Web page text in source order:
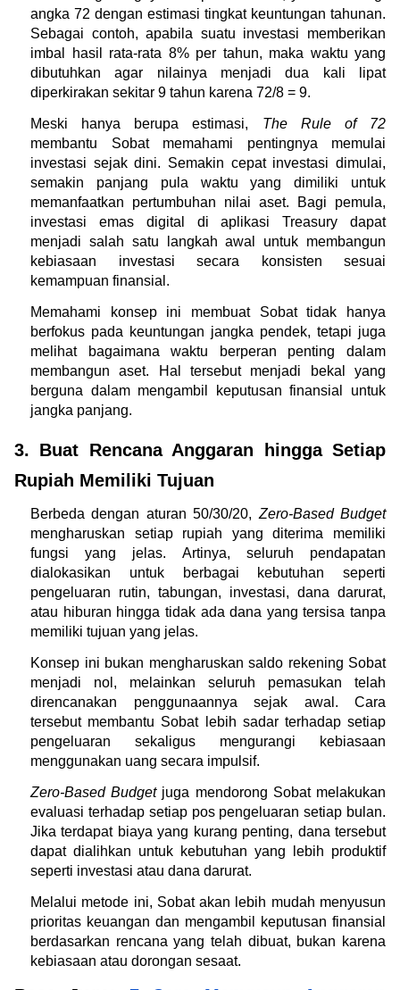
angka 72 dengan estimasi tingkat keuntungan tahunan.
Sebagai contoh, apabila suatu investasi memberikan
imbal hasil rata-rata 8% per tahun, maka waktu yang
dibutuhkan agar nilainya menjadi dua kali lipat
diperkirakan sekitar 9 tahun karena 72/8 = 9.
Meski hanya berupa estimasi, The Rule of 72
membantu Sobat memahami pentingnya memulai
investasi sejak dini. Semakin cepat investasi dimulai,
semakin panjang pula waktu yang dimiliki untuk
memanfaatkan pertumbuhan nilai aset. Bagi pemula,
investasi emas digital di aplikasi Treasury dapat
menjadi salah satu langkah awal untuk membangun
kebiasaan investasi secara konsisten sesuai
kemampuan finansial.
Memahami konsep ini membuat Sobat tidak hanya
berfokus pada keuntungan jangka pendek, tetapi juga
melihat bagaimana waktu berperan penting dalam
membangun aset. Hal tersebut menjadi bekal yang
berguna dalam mengambil keputusan finansial untuk
jangka panjang.
3. Buat Rencana Anggaran hingga Setiap
Rupiah Memiliki Tujuan
Berbeda dengan aturan 50/30/20,
Zero-Based Budget
mengharuskan setiap rupiah yang diterima memiliki
fungsi yang jelas. Artinya, seluruh pendapatan
dialokasikan untuk berbagai kebutuhan seperti
pengeluaran rutin, tabungan, investasi, dana darurat,
atau hiburan hingga tidak ada dana yang tersisa tanpa
memiliki tujuan yang jelas.
Konsep ini bukan mengharuskan saldo rekening Sobat
menjadi nol, melainkan seluruh pemasukan telah
direncanakan penggunaannya sejak awal. Cara
tersebut membantu Sobat lebih sadar terhadap setiap
pengeluaran sekaligus mengurangi kebiasaan
menggunakan uang secara impulsif.
Zero-Based Budget juga mendorong Sobat melakukan
evaluasi terhadap setiap pos pengeluaran setiap bulan.
Jika terdapat biaya yang kurang penting, dana tersebut
dapat dialihkan untuk kebutuhan yang lebih produktif
seperti investasi atau dana darurat.
Melalui metode ini, Sobat akan lebih mudah menyusun
prioritas keuangan dan mengambil keputusan finansial
berdasarkan rencana yang telah dibuat, bukan karena
kebiasaan atau dorongan sesaat.